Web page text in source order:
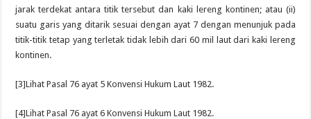
jarak terdekat antara titik tersebut dan kaki lereng kontinen; atau (ii)
suatu garis yang ditarik sesuai dengan ayat 7 dengan menunjuk pada
titik-titik tetap yang terletak tidak lebih dari 60 mil laut dari kaki lereng
kontinen.
[3]Lihat Pasal 76 ayat 5 Konvensi Hukum Laut 1982.
[4]Lihat Pasal 76 ayat 6 Konvensi Hukum Laut 1982.